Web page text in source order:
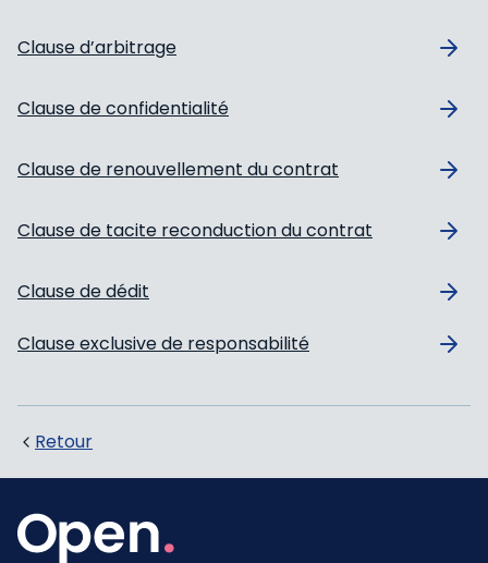
Clause d’arbitrage
Clause de confidentialité
Clause de renouvellement du contrat
Clause de tacite reconduction du contrat
Clause de dédit
Clause exclusive de responsabilité
Retour